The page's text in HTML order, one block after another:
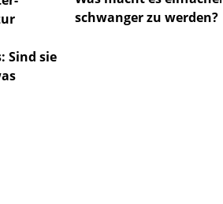
Sind sie
schwanger zu werden?